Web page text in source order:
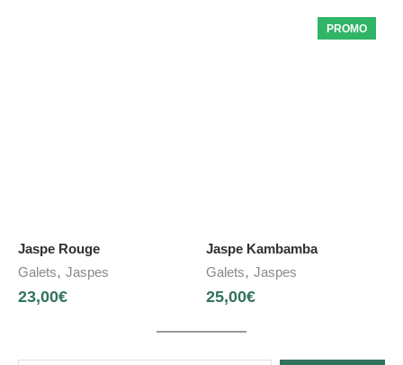
Jaspe Rouge
Galets, Jaspes
23,00€
PROMO
Jaspe Kambamba
Galets, Jaspes
25,00€